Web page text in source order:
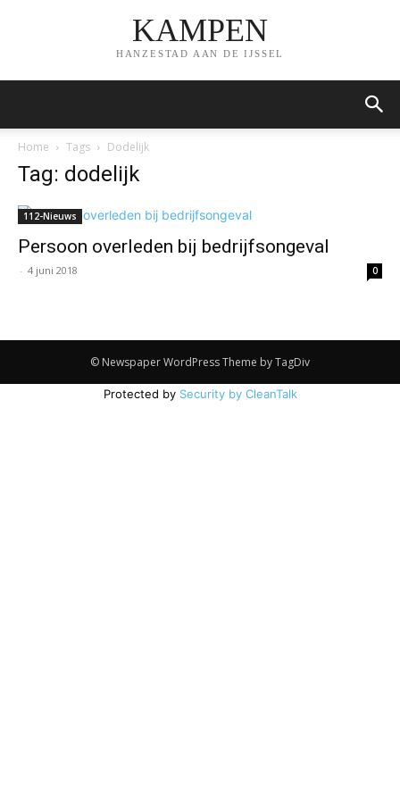
KAMPEN
HANZESTAD AAN DE IJSSEL
Home Tags Dodelijk
Tag: dodelijk
112-Nieuws
Persoon overleden bij bedrijfsongeval
- 4 juni 2018 0
© Newspaper WordPress Theme by TagDiv
Protected by Security by CleanTalk